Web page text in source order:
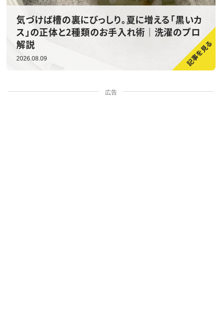
気づけば槽の裏にびっしり。夏に増える「黒いカ
ス」の正体と2種類のお手入れ術｜洗濯のプロ
解説
2026.08.09
広告